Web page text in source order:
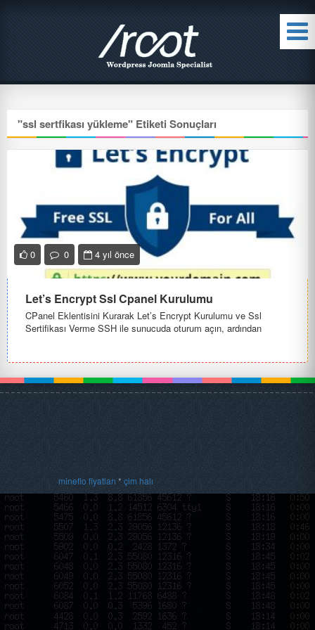
"ssl sertfikası yükleme" Etiketi Sonuçları
0 0 4 yıl önce
Let’s Encrypt Ssl Cpanel Kurulumu
CPanel Eklentisini Kurarak Let’s Encrypt Kurulumu ve Ssl
Sertifikası Verme SSH ile sunucuda oturum açın, ardından
mineflo fiyatları * çim halı